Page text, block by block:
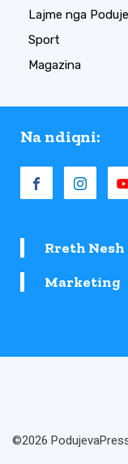
Lajme nga
Sport
Magazina
Na ndiqni:
Rreth Nesh
Marketing
©2026